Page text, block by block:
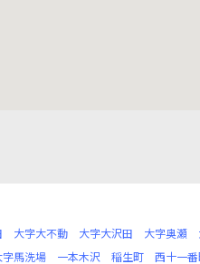
大字大不動 大字大沢田 大字奥瀬
字馬洗場 一本木沢 稲生町 西十一